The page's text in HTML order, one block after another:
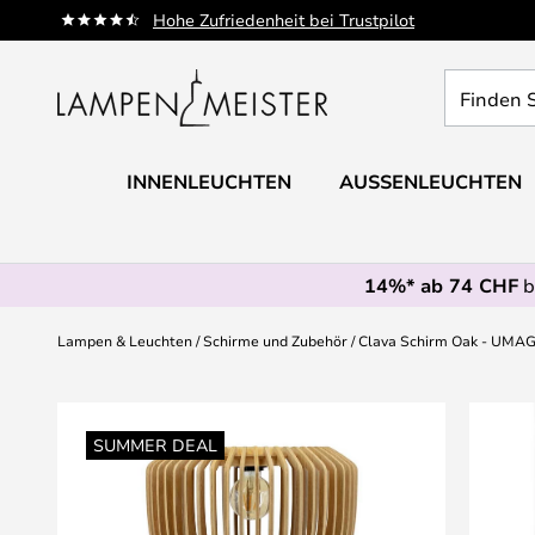
Hohe Zufriedenheit bei Trustpilot
Zum
Inhalt
Sie
Leuchte...
INNENLEUCHTEN AUSSENLEUCHTEN
14%* ab 74 CHF
Lampen & Leuchten Schirme und Zubehör Clava Schirm Oak -
SUMMER DEAL
Ende
Bildgalerie